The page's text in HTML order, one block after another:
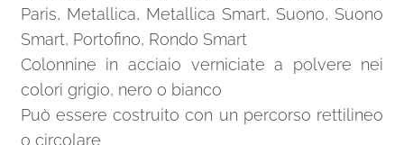
Paris, Metallica, Metallica Smart, Suono, Suono
Smart, Portofino, Rondo Smart
Colonnine in acciaio verniciate a polvere nei
colori grigio, nero o bianco
Può essere costruito con un percorso rettilineo
o circolare